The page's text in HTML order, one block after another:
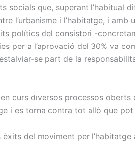
socials que, superant l’habitual
l’urbanisme i l’habitatge, i
polítics del consistori -
per a l’aprovació del 30% va
se part de la
curs diversos processos
i es torna contra tot allò que
del moviment per